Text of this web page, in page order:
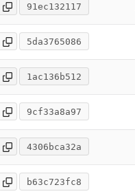
91ec132117
5da3765086
1ac136b512
9cf33a8a97
4306bca32a
b63c723fc8